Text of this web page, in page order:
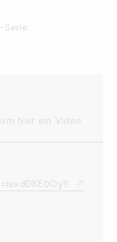
Serie:
hier ein Video